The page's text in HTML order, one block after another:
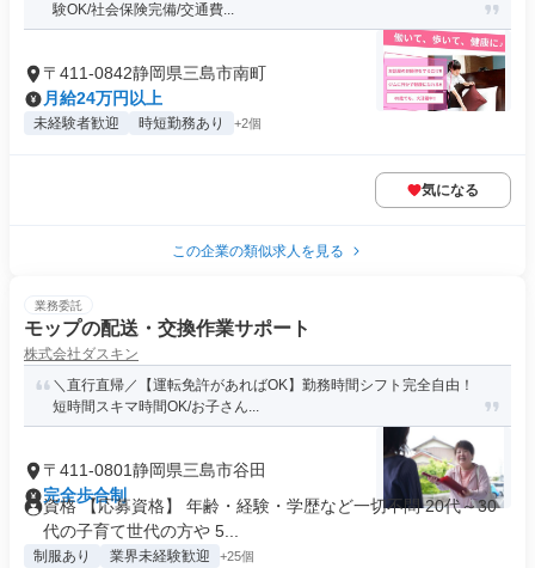
験OK/社会保険完備/交通費...
〒411-0842静岡県三島市南町
月給24万円以上
未経験者歓迎 時短勤務あり +2個
気になる
この企業の類似求人を見る
業務委託
モップの配送・交換作業サポート
株式会社ダスキン
＼直行直帰／【運転免許があればOK】勤務時間シフト完全自由！
短時間スキマ時間OK/お子さん...
〒411-0801静岡県三島市谷田
完全歩合制
資格 【応募資格】 年齢・経験・学歴など一切不問 20代～30
代の子育て世代の方や 5...
制服あり 業界未経験歓迎 +25個